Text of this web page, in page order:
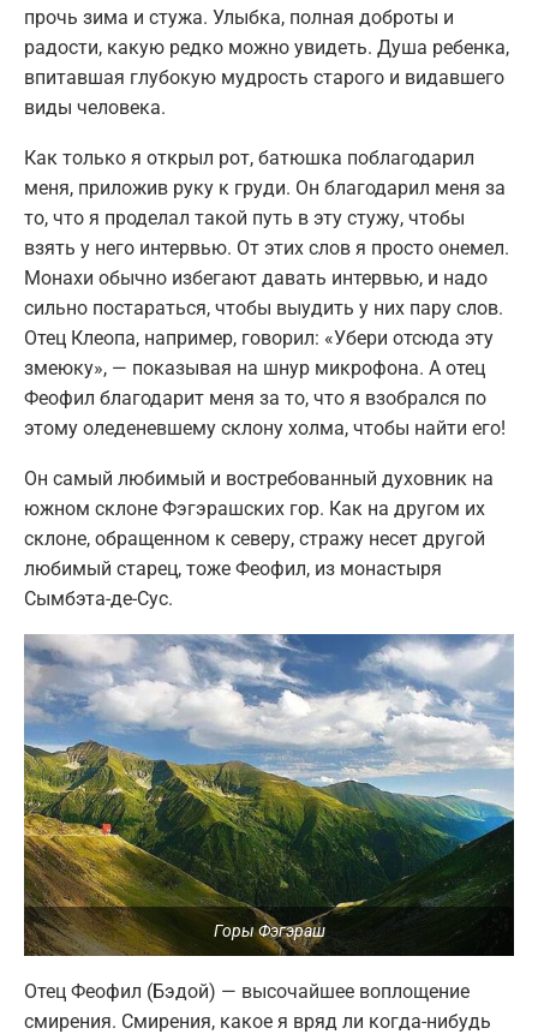
прочь зима и стужа. Улыбка, полная доброты и
радости, какую редко можно увидеть. Душа ребенка,
впитавшая глубокую мудрость старого и видавшего
виды человека.
Как только я открыл рот, батюшка поблагодарил
меня, приложив руку к груди. Он благодарил меня за
то, что я проделал такой путь в эту стужу, чтобы
взять у него интервью. От этих слов я просто онемел.
Монахи обычно избегают давать интервью, и надо
сильно постараться, чтобы выудить у них пару слов.
Отец Клеопа, например, говорил: «Убери отсюда эту
змеюку», — показывая на шнур микрофона. А отец
Феофил благодарит меня за то, что я взобрался по
этому оледеневшему склону холма, чтобы найти его!
Он самый любимый и востребованный духовник на
южном склоне Фэгэрашских гор. Как на другом их
склоне, обращенном к северу, стражу несет другой
любимый старец, тоже Феофил, из монастыря
Сымбэта-де-Сус.
Горы Фэгэраш
Отец Феофил (Бэдой) — высочайшее воплощение
смирения. Смирения, какое я вряд ли когда-нибудь